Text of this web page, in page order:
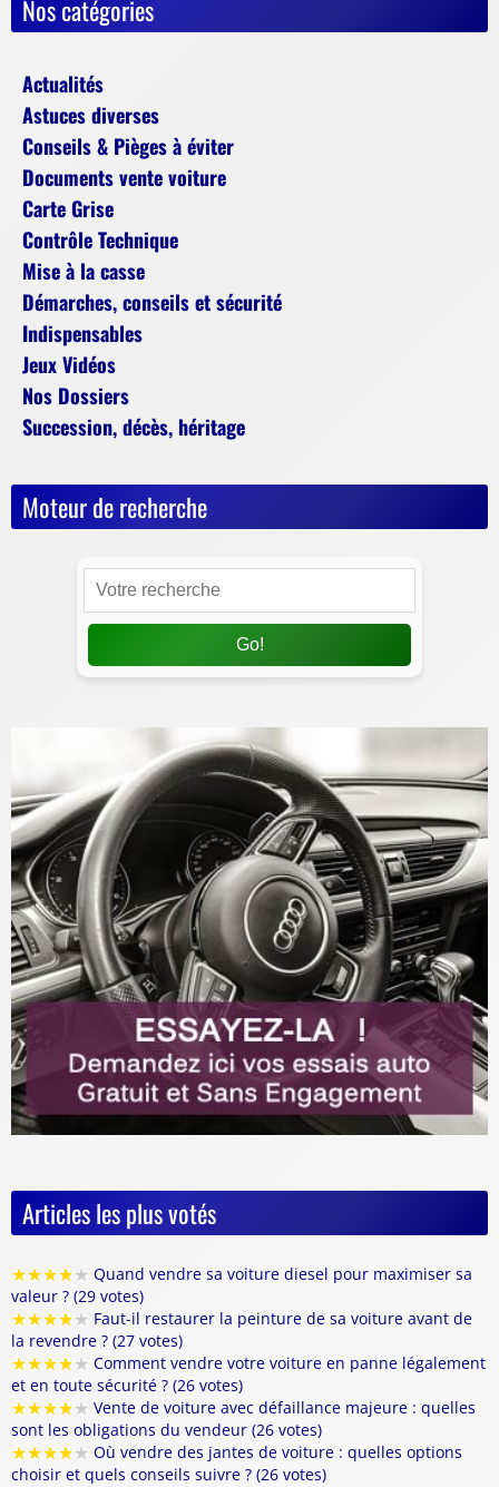
Nos catégories
Actualités
Astuces diverses
Conseils & Pièges à éviter
Documents vente voiture
Carte Grise
Contrôle Technique
Mise à la casse
Démarches, conseils et sécurité
Indispensables
Jeux Vidéos
Nos Dossiers
Succession, décès, héritage
Moteur de recherche
Go!
Articles les plus votés
★★★★★ Quand vendre sa voiture diesel pour maximiser sa
valeur ? (29 votes)
★★★★★ Faut-il restaurer la peinture de sa voiture avant de
la revendre ? (27 votes)
★★★★★ Comment vendre votre voiture en panne légalement
et en toute sécurité ? (26 votes)
★★★★★ Vente de voiture avec défaillance majeure : quelles
sont les obligations du vendeur (26 votes)
★★★★★ Où vendre des jantes de voiture : quelles options
choisir et quels conseils suivre ? (26 votes)